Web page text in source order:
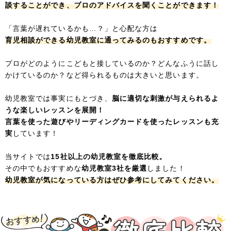
談することができ、プロのアドバイスを聞くことができます！
「言葉が遅れているかも…？」と心配な方は
育児相談ができる幼児教室に通ってみるのもおすすめです。
プロがどのようにこどもと接しているのか？どんなふうに話し
かけているのか？など得られるものは大きいと思います。
幼児教室では事実にもとづき、 脳に適切な刺激が与えられるよ
うな楽しいレッスンを展開！
言葉を使った遊びやリーディングカードを使ったレッスンも充
実 しています！
当サイトでは15社以上の幼児教室を徹底比較。
その中でもおすすめな幼児教室3社を厳選 しました！
幼児教室が気になっている方はぜひ参考にしてみてください。